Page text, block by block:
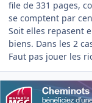
file de 331 pages,
se comptent par
Soit elles repasent
biens. Dans les 2
Faut pas jouer les